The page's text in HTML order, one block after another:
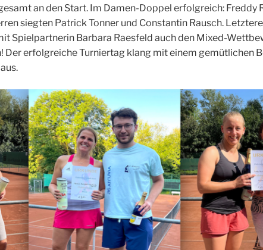
an den Start. Im Damen-Dop­pel erfolg­reich: Fred­dy
sieg­ten Patrick Ton­ner und Con­stan­tin Rausch.
Spiel­part­ne­rin Bar­ba­ra Raes­feld auch den Mixed-
Der erfolg­rei­che Tur­nier­tag klang mit einem gemüt­li­chen